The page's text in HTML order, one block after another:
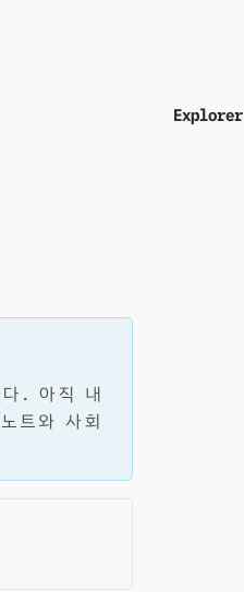
다. 아직 내
트와 사회
Explorer